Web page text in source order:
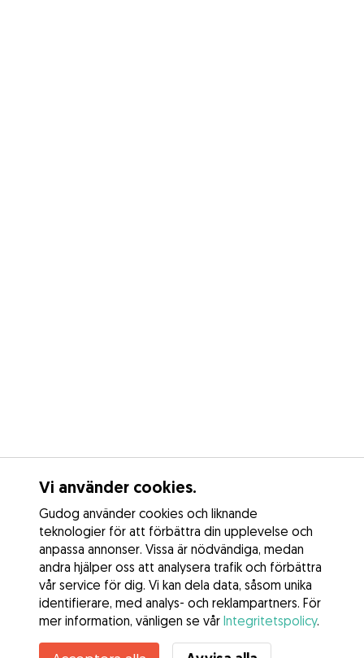
Vi använder cookies.
Gudog använder cookies och liknande
teknologier för att förbättra din upplevelse och
anpassa annonser. Vissa är nödvändiga, medan
andra hjälper oss att analysera trafik och förbättra
vår service för dig. Vi kan dela data, såsom unika
identifierare, med analys- och reklampartners. För
mer information, vänligen se vår Integritetspolicy.